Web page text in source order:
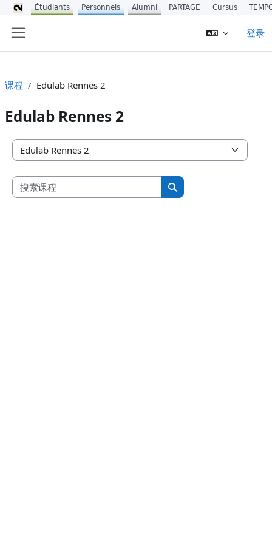
登录
课程 Edulab Rennes 2
Edulab Rennes 2
课程类别
搜索课程
搜索课程
Étudiants Personnels Alumni PARTAGE Cursus